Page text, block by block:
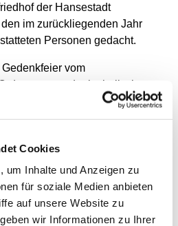
Cookies
um Inhalte und Anzeigen zu
für soziale Medien anbieten
auf unsere Website zu
wir Informationen zu Ihrer
der Hansestadt
im zurückliegenden Jahr
Personen gedacht.
vom
der katholischen
Caritas-Betreuungsverein
durch das Musikhaus Sitte,
Herrn Sitte begleitet.
wird folgenden
gedacht: